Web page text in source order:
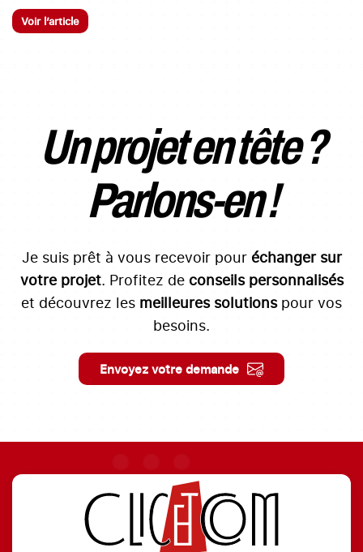
Voir l’article
Un projet en tête ?
Parlons-en !
Je suis prêt à vous recevoir pour échanger sur
votre projet. Profitez de conseils personnalisés
et découvrez les meilleures solutionspour vos
besoins.
Envoyez votre demande